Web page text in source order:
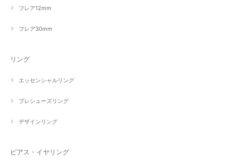
フレア12mm
フレア30mm
リング
エッセンシャルリング
プレシューズリング
デザインリング
ピアス・イヤリング